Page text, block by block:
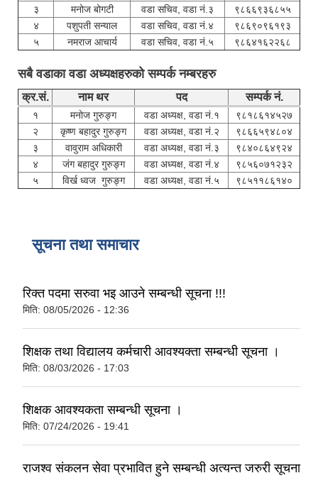
३
मनोज बोगटी वडा सचिव, वडा नं.३
९८६६९३६८५५
४
पशुपती सन्याल वडा सचिव, वडा नं.४
९८६९०९६१९३
५
नमराज आचार्य वडा सचिव, वडा नं.५ ९८६४१६२२६८
सबै वडाका वडा अध्यक्षहरुको सम्पर्क नम्बरहरु
क्र.सं. नाम थर पद सम्पर्क नं.
१ मनोज गुरुङ्ग वडा अध्यक्ष, वडा नं.१
९८१८६१४५२७
२
कृष्‍ण बहादुर गुरुङ्ग वडा अध्यक्ष, वडा नं.२
९८६६५९४८०४
३
वावुराम अधिकारी वडा अध्यक्ष, वडा नं.३
९८४०८६४९२४
४
जंग बहादुर गुरुङ्ग वडा अध्यक्ष, वडा नं.४
९८५६०७१२३२
५
विर्ख ध्वज गुरुङ्ग वडा अध्यक्ष, वडा नं.५ ९८५११८६१४०
सूचना तथा समाचार
रिक्त पदमा सरुवा भइ आउने सम्बन्धी सूचना !!!
मिति: 08/05/2026 - 12:36
शिक्षक तथा विद्यालय कर्मचारी आवश्यक्ता सम्बन्धी सूचना ।
मिति: 08/03/2026 - 17:03
शिक्षक आवश्यकता सम्बन्धी सूचना ।
मिति: 07/24/2026 - 19:41
राजश्व संकलन सेवा प्रभावित हुने सम्बन्धी अत्यन्त जरुरी सूचना